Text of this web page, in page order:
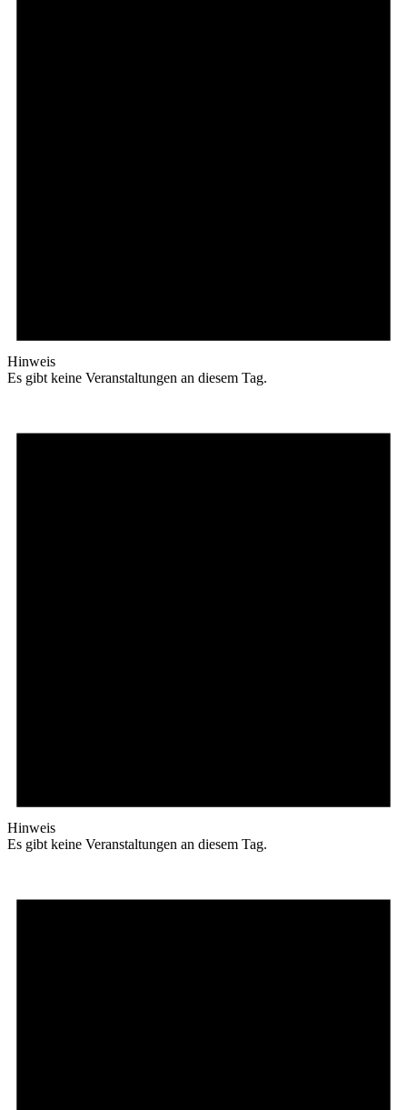
Hinweis
Es gibt keine Veranstaltungen an diesem Tag.
Hinweis
Es gibt keine Veranstaltungen an diesem Tag.